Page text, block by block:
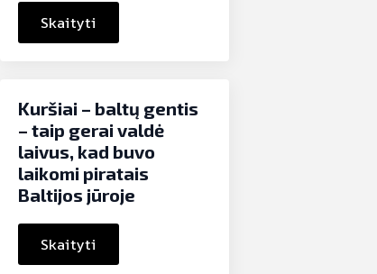
Skaityti
Kuršiai – baltų gentis
– taip gerai valdė
laivus, kad buvo
laikomi piratais
Baltijos jūroje
Skaityti